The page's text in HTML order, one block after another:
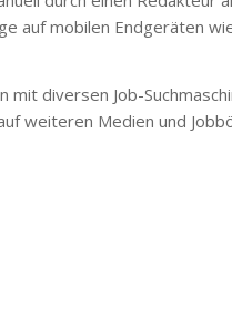
auf mobilen Endgeräten
mit diversen Job-
weiteren Medien und